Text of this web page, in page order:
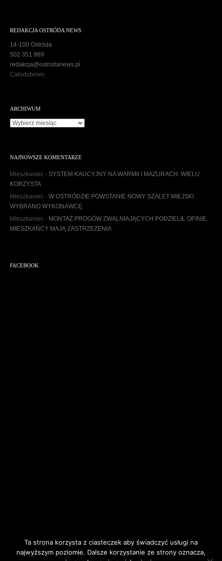
REDAKCJA OSTRÓDA NEWS
14-100 Ostróda
502 351 969
redakcja@ostrodanews.pl
Całodobowo
ARCHIWUM
A
w
u
NAJNOWSZE KOMENTARZE
Mieszkaniec - SYSTEM KAUCYJNY NA WARMII I MAZURACH. WIELU
KORZYSTA
Mieszkaniec - W OSTRÓDZIE POWSTANIE NOWY SZALET MIEJSKI.
WYBRANO WYKONAWCĘ
Mieszkaniec - MONTAŻ PROGÓW ZWALNIAJĄCYCH PODZIELIŁ OPINIE.
MIESZKAŃCY MAJĄ ZASTRZEŻENIA
FACEBOOK
Ta strona korzysta z ciasteczek aby świadczyć usługi na
najwyższym poziomie. Dalsze korzystanie ze strony oznacza,